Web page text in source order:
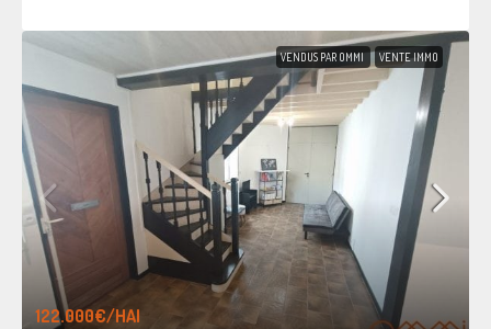
VENDUS PAR OMMI VENTE IMMO
122.000€/HAI